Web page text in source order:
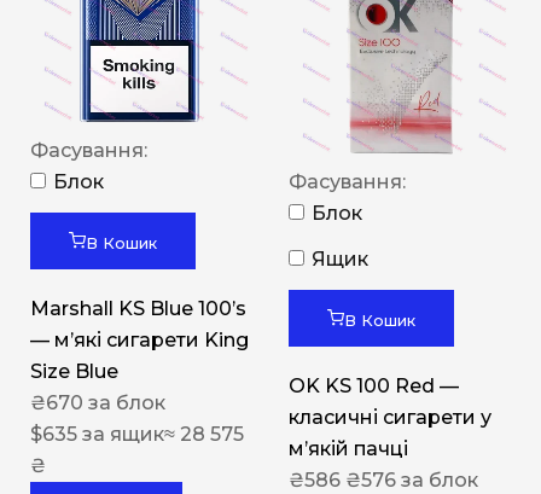
Фасування:
Блок
В Кошик
Marshall KS Blue 100’s
— м’які сигарети King
Size Blue
₴670 за блок
$635 за ящик≈ 28 575
₴
Фасування:
Блок
Ящик
В Кошик
OK KS 100 Red —
класичні сигарети у
м’якій пачці
₴586 ₴576 за блок